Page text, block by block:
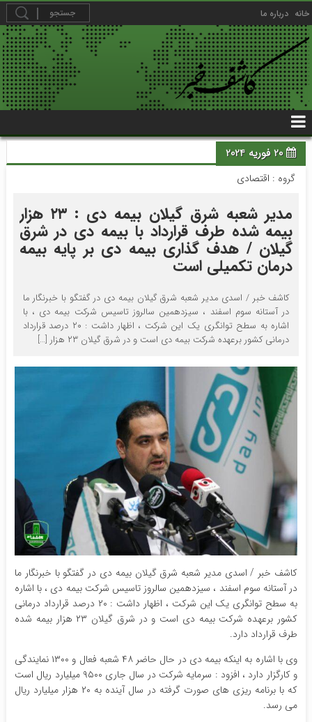
خانه درباره ما
20 فوریه 2024
گروه : اقتصادی
مدیر شعبه شرق گیلان بیمه دی : ۲۳ هزار
بیمه شده طرف قرارداد با بیمه دی در شرق
گیلان / هدف گذاری بیمه دی بر پایه بیمه
درمان تکمیلی است
کاشف خبر / اسدی مدیر شعبه شرق گیلان بیمه دی در گفتگو با خبرنگار ما
در آستانه سوم اسفند ، سیزدهمین سالروز تاسیس شرکت بیمه دی ، با
اشاره به سطح توانگری یک این شرکت ، اظهار داشت : ۲۰ درصد قرارداد
درمانی کشور برعهده شرکت بیمه دی است و در شرق گیلان ۲۳ هزار […]
کاشف خبر / اسدی مدیر شعبه شرق گیلان بیمه دی در گفتگو با خبرنگار ما
در آستانه سوم اسفند ، سیزدهمین سالروز تاسیس شرکت بیمه دی ، با اشاره
به سطح توانگری یک این شرکت ، اظهار داشت : ۲۰ درصد قرارداد درمانی
کشور برعهده شرکت بیمه دی است و در شرق گیلان ۲۳ هزار بیمه شده
طرف قرارداد دارد.
وی با اشاره به اینکه بیمه دی در حال حاضر ۴۸ شعبه فعال و ۱۳۰۰ نمایندگی
و کارگزار دارد ، افزود : سرمایه شرکت در سال جاری ۹۵۰۰ میلیارد ریال است
که با برنامه ریزی های صورت گرفته در سال آینده به ۲۰ هزار میلیارد ریال
می رسد.